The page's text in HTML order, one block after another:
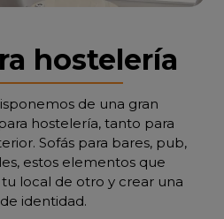
hostelería
de una gran
hostelería, tanto para
Sofás para bares, pub,
estos elementos que
local de otro y crear una
identidad.